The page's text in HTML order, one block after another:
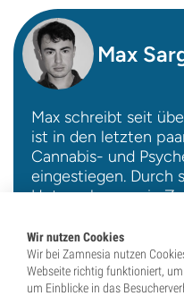
Max
Max schreibt seit
ist in den letzten
Cannabis- und
eingestiegen. Durch
Unternehmen wie
Seeds,
MushMagic und viele
Branche
Vollständige Biografie
Wir nutzen Cookies
Wir bei Zamnesia nutzen
Webseite richtig funktioniert,
um Einblicke in das